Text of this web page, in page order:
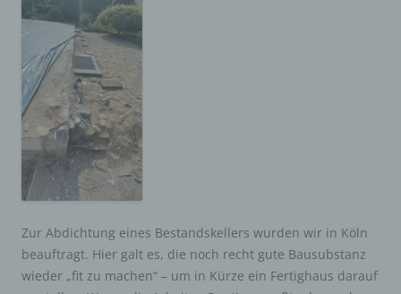
Zur Abdichtung eines Bestandskellers wurden wir in Köln
beauftragt. Hier galt es, die noch recht gute Bausubstanz
wieder „fit zu machen“ – um in Kürze ein Fertighaus darauf